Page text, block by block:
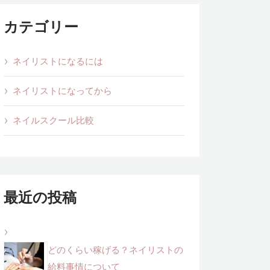
カテゴリー
ネイリストになるには
ネイリストになってから
ネイルスクール比較
最近の投稿
どのくらい稼げる？ネイリストの
給料事情について